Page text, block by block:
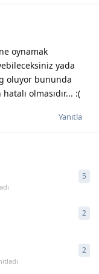
oynamak
yada
oluyor bununda
olmasıdır... :(
Yanıtla
5
2
2